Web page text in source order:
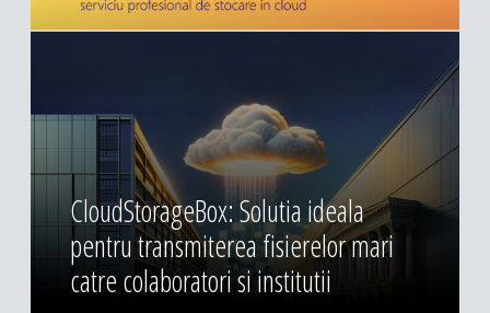
CloudStorageBox: Solutia ideala
pentru transmiterea fisierelor mari
catre colaboratori si institutii